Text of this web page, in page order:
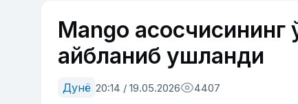
Mango асосчисининг
айбланиб ушланди
Дунё 20:14 / 19.05.2026 4407